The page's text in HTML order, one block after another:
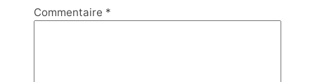
Commentaire *